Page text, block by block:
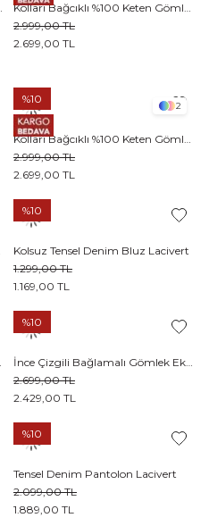
2.699,00 TL
2.999,00 TL
2
2.699,00 TL
2.999,00 TL
%10
Kolsuz Tensel Denim Bluz Lacivert
1.169,00 TL
1.299,00 TL
%10
2.429,00 TL
2.699,00 TL
%10
Tensel Denim Pantolon Lacivert
1.889,00 TL
2.099,00 TL
%10